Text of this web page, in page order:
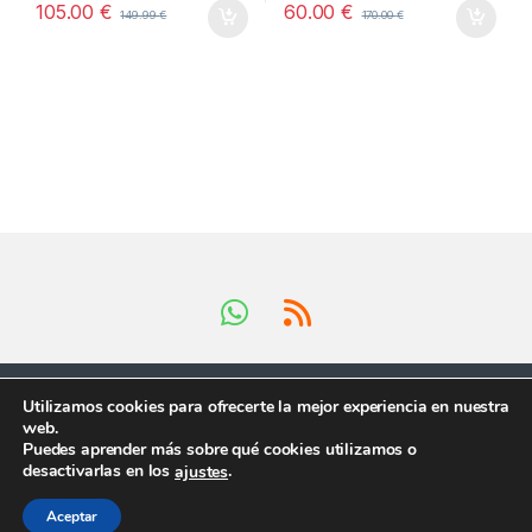
105.00€ 149.99€ 60.00€ 170.00€
Tienes preguntas ?
Utilizamos cookies para ofrecerte la mejor experiencia en nuestra
web.
Puedes aprender más sobre qué cookies utilizamos o
desactivarlas en losajustes.
Aceptar